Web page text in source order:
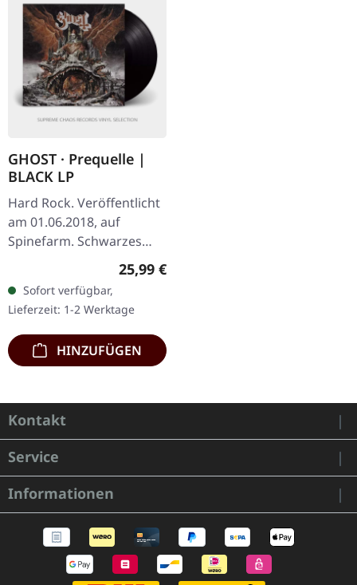
GHOST · Prequelle |
BLACK LP
Hard Rock. Veröffentlicht
am 01.06.2018, auf
Spinefarm. Schwarzes
Vinyl. "Prequelle" von
herausragende
Veröffentlichung, die
Gothic…
Regulärer Preis:
25,99 €
Sofort verfügbar,
Lieferzeit: 1-2 Werktage
HINZUFÜGEN
Kontakt
Service
Informationen